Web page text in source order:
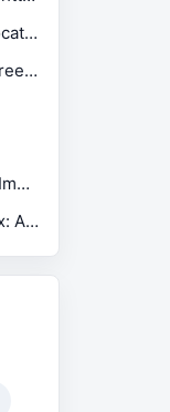
WARNING: pip is configured with locations that require TLS/SSL, however the ssl module in Python is not available.
raise exception_class(message, screen, stacktrace) selenium.common.exceptions.SessionNotCreatedException
raise ImportError(msg) from None ImportError: Missing optional dependency 'xlrd'. Install xlrd >= 1.0.0 for Excel support Use pip or conda to install xlrd.
dial tcp 34.64.4.113:443: connectex: A connection attempt failed because the connected party did not properly respond after a period of time, or established connection failed because connected host has failed to respond.